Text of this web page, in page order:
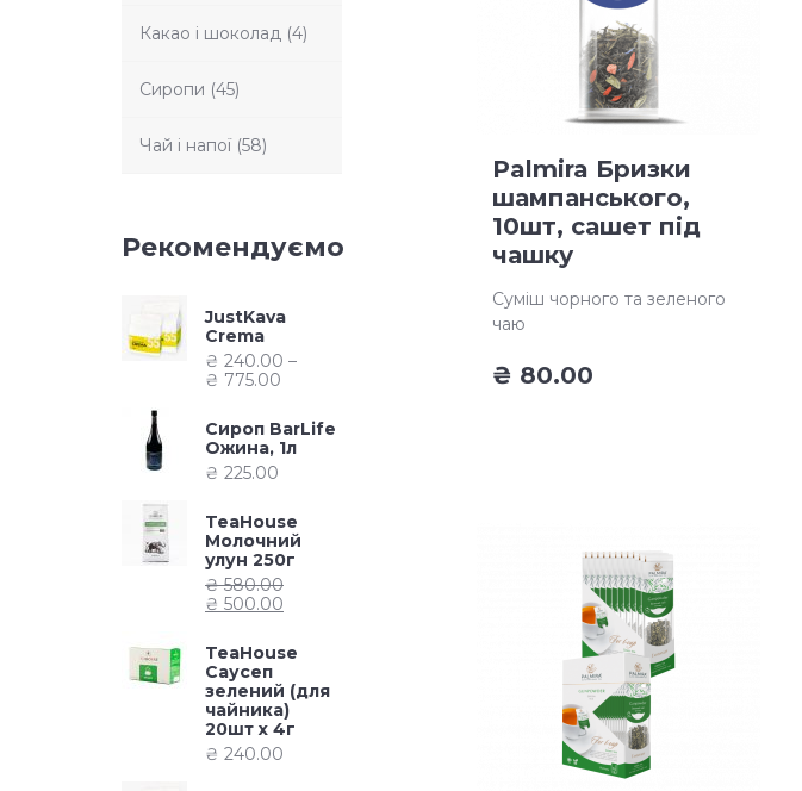
Какао і шоколад (4)
Сиропи (45)
Чай і напої (58)
Рекомендуємо
JustKava
Crema
₴ 240.00 –
₴ 775.00
Сироп BarLife
Ожина, 1л
₴ 225.00
TeaHouse
Молочний
улун 250г
₴580.00
₴ 500.00
TeaHouse
Саусеп
зелений (для
чайника)
20шт х 4г
₴ 240.00
Palmira Бризки
шампанського,
10шт, сашет під
чашку
Суміш чорного та зеленого
чаю
₴ 80.00